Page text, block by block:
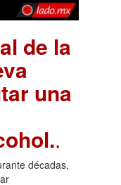
de la
una
.
décadas,